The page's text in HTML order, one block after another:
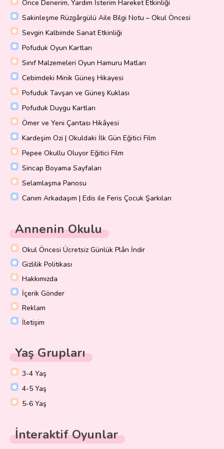
Önce Denerim, Yardım İsterim Hareket Etkinliği
Sakinleşme Rüzgârgülü Aile Bilgi Notu – Okul Öncesi
Sevgin Kalbimde Sanat Etkinliği
Pofuduk Oyun Kartları
Sınıf Malzemeleri Oyun Hamuru Matları
Cebimdeki Minik Güneş Hikayesi
Pofuduk Tavşan ve Güneş Kuklası
Pofuduk Duygu Kartları
Ömer ve Yeni Çantası Hikâyesi
Kardeşim Ozi | Okuldaki İlk Gün Eğitici Film
Pepee Okullu Oluyor Eğitici Film
Sincap Boyama Sayfaları
Selamlaşma Panosu
Canım Arkadaşım | Edis ile Feris Çocuk Şarkıları
Annenin Okulu
Okul Öncesi Ücretsiz Günlük Plân İndir
Gizlilik Politikası
Hakkımızda
İçerik Gönder
Reklam
İletişim
Yaş Grupları
3-4 Yaş
4-5 Yaş
5-6 Yaş
İnteraktif Oyunlar